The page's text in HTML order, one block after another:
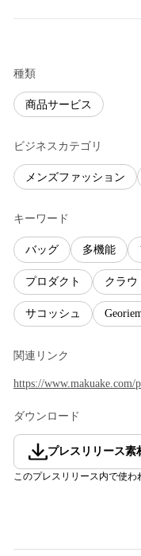
種類
商品サービス
ビジネスカテゴリ
メンズファッション
キーワード
バッグ 多機能
プロダクト クラウ
サコッシュ
関連リンク
https://www.makuake.com/
ダウンロード
プレスリリース素
このプレスリリース内で使